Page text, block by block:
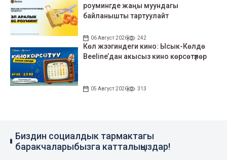
роумингде жаңы муундагы
байланышты тартуулайт
06 Август 2026 242
Көл жээгиндеги кино: Ысык-Көлдө
Beeline’дан акысыз кино көрсөтүлөр
05 Август 2026 313
Биздин социалдык тармактагы
баракчаларыбызга катталыңыздар!